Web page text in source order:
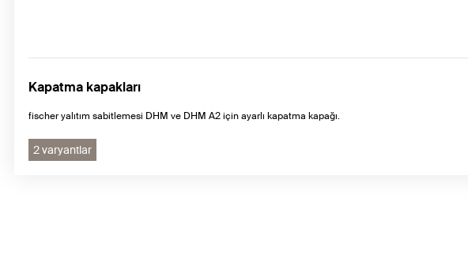
Kapatma kapakları
fischer yalıtım sabitlemesi DHM ve DHM A2 için ayarlı kapatma kapağı.
2 varyantlar